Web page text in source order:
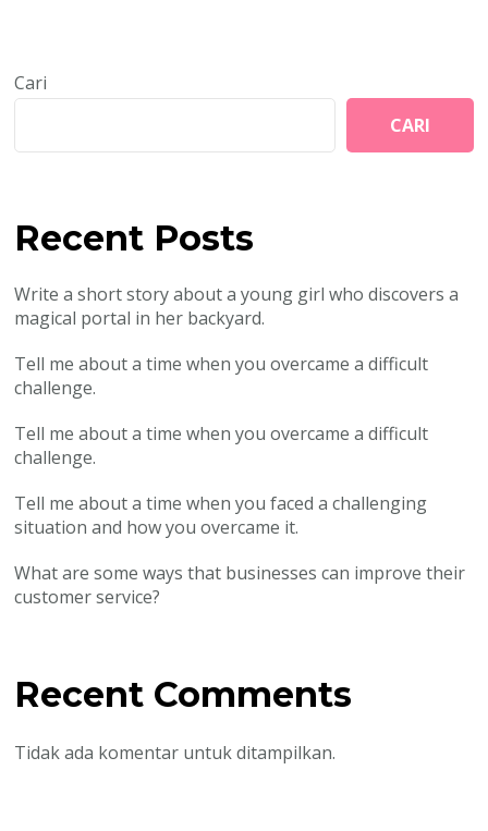
Cari
CARI
Recent Posts
Write a short story about a young girl who discovers a
magical portal in her backyard.
Tell me about a time when you overcame a difficult
challenge.
Tell me about a time when you overcame a difficult
challenge.
Tell me about a time when you faced a challenging
situation and how you overcame it.
What are some ways that businesses can improve their
customer service?
Recent Comments
Tidak ada komentar untuk ditampilkan.